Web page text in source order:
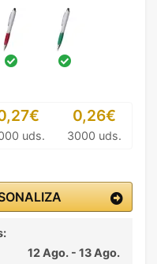
uds.
0,26€
3000 uds.
12 Ago. - 13 Ago.